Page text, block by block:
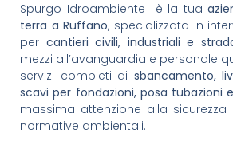
Spurgo Idroambiente è la tua
terra a Ruffano, specializzata in
per cantieri civili, industriali e
mezzi all’avanguardia e personale
servizi completi di sbancamento,
scavi per fondazioni, posa tubazioni
massima attenzione alla
normative ambientali.